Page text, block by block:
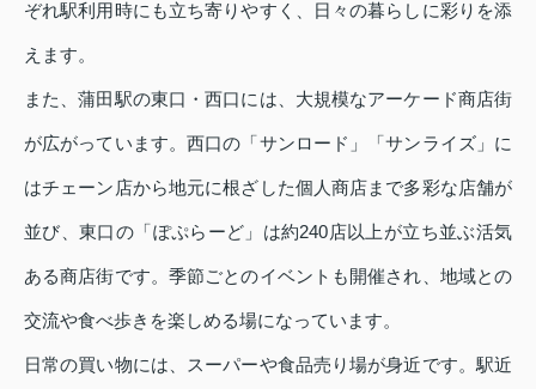
ぞれ駅利用時にも立ち寄りやすく、日々の暮らしに彩りを添
えます。
また、蒲田駅の東口・西口には、大規模なアーケード商店街
が広がっています。西口の「サンロード」「サンライズ」に
はチェーン店から地元に根ざした個人商店まで多彩な店舗が
並び、東口の「ぽぷらーど」は約240店以上が立ち並ぶ活気
ある商店街です。季節ごとのイベントも開催され、地域との
交流や食べ歩きを楽しめる場になっています。
日常の買い物には、スーパーや食品売り場が身近です。駅近